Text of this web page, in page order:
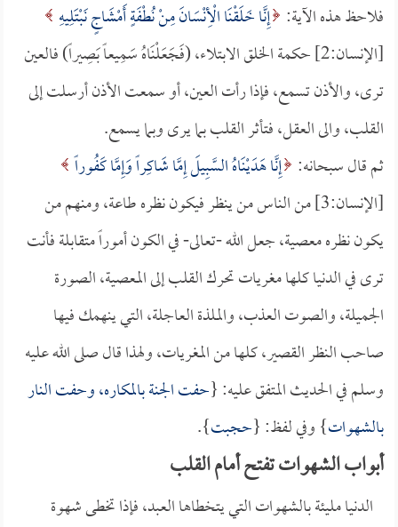
فلاحظ هذه الآية: إِنَّا خَلَقْنَا الْأِنْسَانَ مِنْ نُطْفَةٍ أَمْشَاجٍ نَبْتَلِيهِ
[الإنسان:2] حكمة الخلق الابتلاء، (فَجَعَلْنَاهُ سَمِيعاً بَصِيراً) فالعين
ترى، والأذن تسمع، فإذا رأت العين، أو سمعت الأذن أرسلت إلى
القلب، والى العقل، فتأثر القلب بما يرى وبما يسمع.
ثم قال سبحانه: إِنَّا هَدَيْنَاهُ السَّبِيلَ إِمَّا شَاكِراً وَإِمَّا كَفُوراً
[الإنسان:3] من الناس من ينظر فيكون نظره طاعة، ومنهم من
يكون نظره معصية، جعل الله -تعالى- في الكون أموراً متقابلة فأنت
ترى في الدنيا كلها مغريات تحرك القلب إلى المعصية، الصورة
الجميلة، والصوت العذب، والملذة العاجلة، التي ينهمك فيها
صاحب النظر القصير، كلها من المغريات، ولهذا قال صلى الله عليه
وسلم في الحديث المتفق عليه: {حفت الجنة بالمكاره، وحفت النار
بالشهوات} وفي لفظ: {حجبت}.
أبواب الشهوات تفتح أمام القلب
الدنيا مليئة بالشهوات التي يتخطاها العبد، فإذا تخطى شهوة